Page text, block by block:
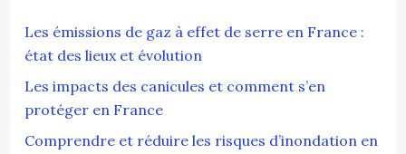
Les émissions de gaz à effet de serre en France :
état des lieux et évolution
Les impacts des canicules et comment s’en
protéger en France
Comprendre et réduire les risques d’inondation en